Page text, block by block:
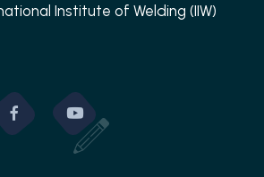
Institute of Welding (IIW)